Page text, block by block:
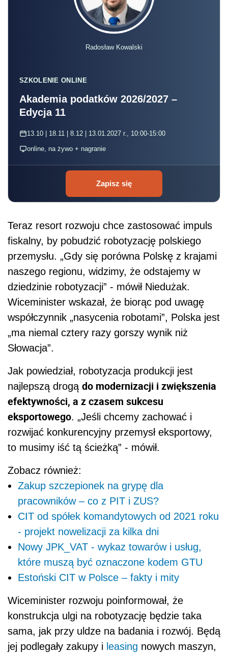
Radosław Kowalski
SZKOLENIE ONLINE
Akademia podatków 2026/2027 –
Edycja 11
13.10 | 18.11 | 8.12 | 13.01.2027 r., 10:00-15:00
online, na żywo + nagranie
Zapisz się
Teraz resort rozwoju chce zastosować impuls
fiskalny, by pobudzić robotyzację polskiego
przemysłu. „Gdy się porówna Polskę z krajami
naszego regionu, widzimy, że odstajemy w
dziedzinie robotyzacji” - mówił Niedużak.
Wiceminister wskazał, że biorąc pod uwagę
współczynnik „nasycenia robotami”, Polska jest
„ma niemal cztery razy gorszy wynik niż
Słowacja”.
Jak powiedział, robotyzacja produkcji jest
najlepszą drogą do modernizacji i zwiększenia
efektywności, a z czasem sukcesu
eksportowego. „Jeśli chcemy zachować i
rozwijać konkurencyjny przemysł eksportowy,
to musimy iść tą ścieżką” - mówił.
Zobacz również:
Zakup szczepionek na grypę dla
pracowników – co z PIT i ZUS?
CIT od spółek komandytowych od 2021 roku
- projekt nowelizacji za kilka dni
Nowy JPK_VAT - wykaz towarów i usług,
które muszą być oznaczone kodem GTU
Estoński CIT w Polsce – fakty i mity
Wiceminister rozwoju poinformował, że
konstrukcja ulgi na robotyzację będzie taka
sama, jak przy uldze na badania i rozwój. Będą
jej podlegały zakupy i leasing nowych maszyn,